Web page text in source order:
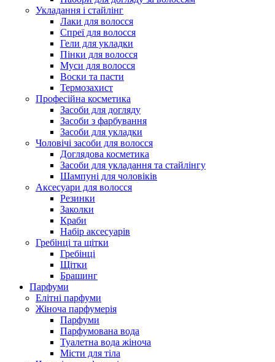
Укладання і стайлінг
Лаки для волосся
Спреї для волосся
Гели для укладки
Пінки для волосся
Муси для волосся
Воски та пасти
Термозахист
Професійна косметика
Засоби для догляду
Засоби з фарбування
Засоби для укладки
Чоловічі засоби для волосся
Доглядова косметика
Засоби для укладання та стайлінгу
Шампуні для чоловіків
Аксесуари для волосся
Резинки
Заколки
Краби
Набір аксесуарів
Гребінці та щітки
Гребінці
Щітки
Брашинг
Парфуми
Елітні парфуми
Жіноча парфумерія
Парфуми
Парфумована вода
Туалетна вода жіноча
Місти для тіла